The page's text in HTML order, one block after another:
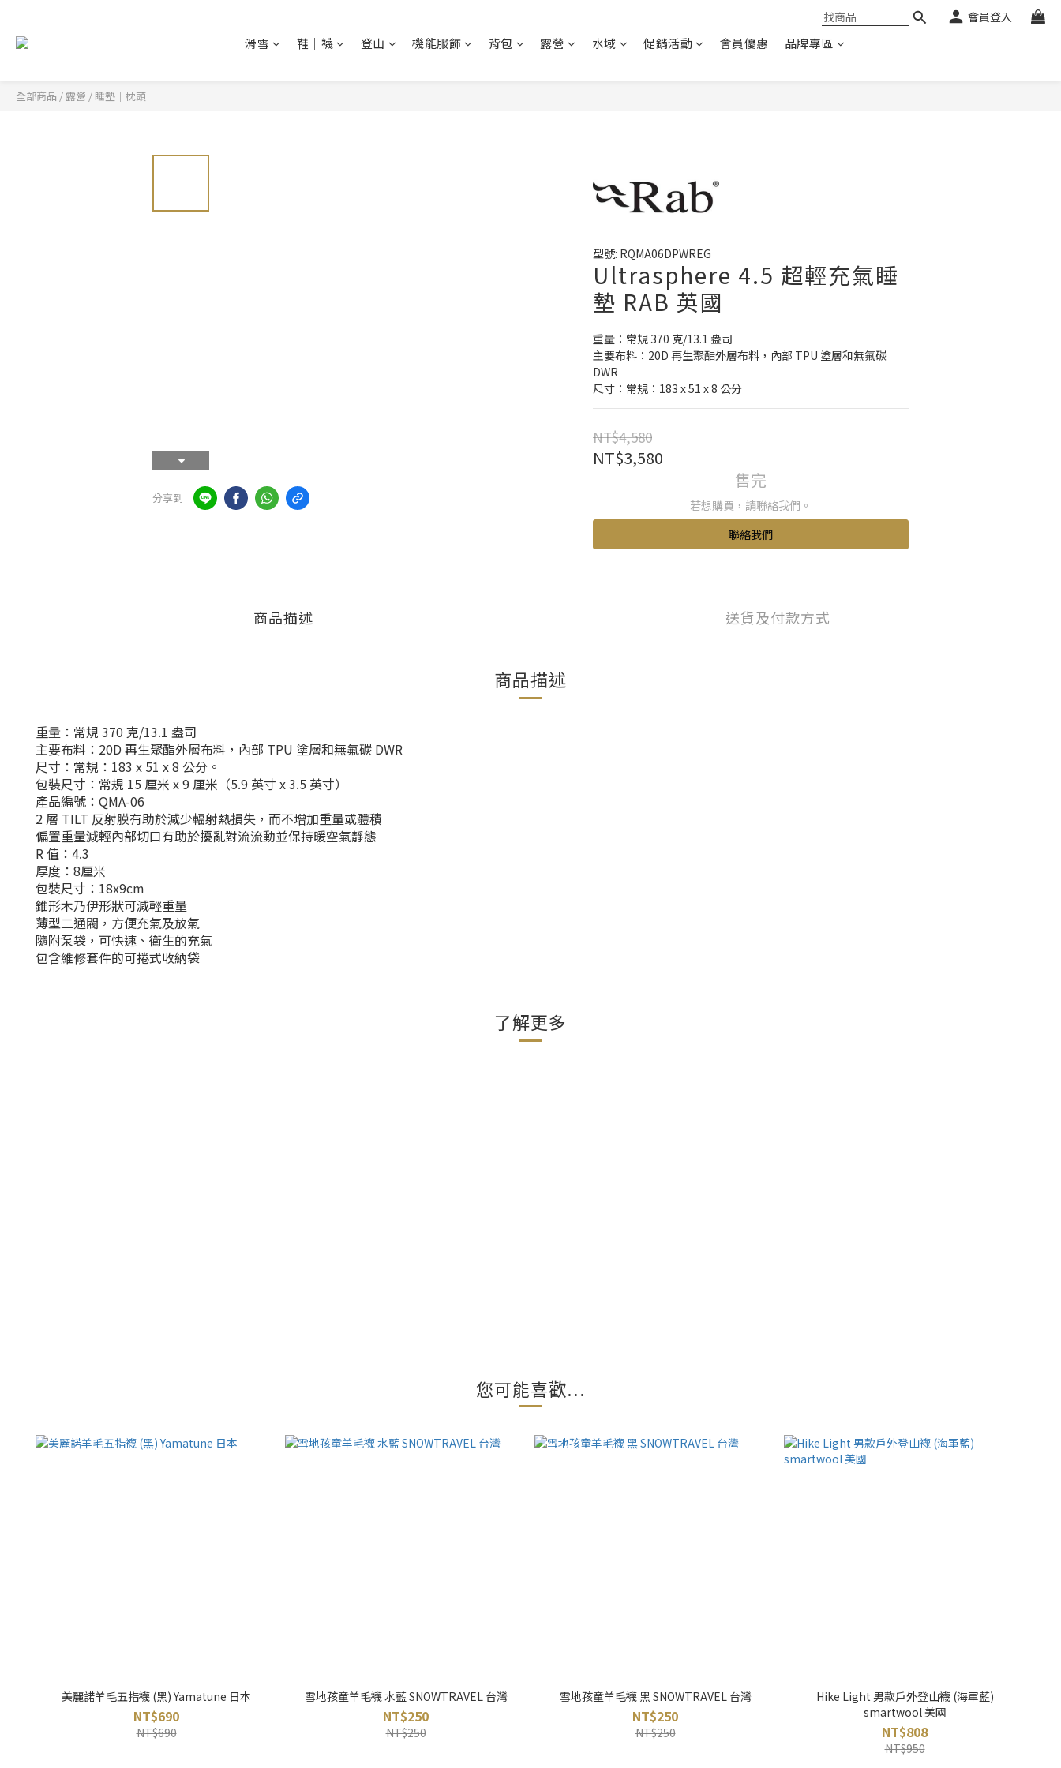
會員登入
滑雪 鞋│襪 登山 機能服飾 背包 露營 水域 促銷活動 會員優惠 品牌專區
全部商品 / 露營 / 睡墊│枕頭
分享到
型號: RQMA06DPWREG
Ultrasphere 4.5 超輕充氣睡
墊 RAB 英國
重量：常規 370 克/13.1 盎司
主要布料：20D 再生聚酯外層布料，內部 TPU 塗層和無氟碳
DWR
尺寸：常規：183 x 51 x 8 公分
NT$4,580
NT$3,580
售完
若想購買，請聯絡我們。
聯絡我們
商品描述 送貨及付款方式
商品描述
重量：常規 370 克/13.1 盎司
主要布料：20D 再生聚酯外層布料，內部 TPU 塗層和無氟碳 DWR
尺寸：常規：183 x 51 x 8 公分。
包裝尺寸：常規 15 厘米 x 9 厘米（5.9 英寸 x 3.5 英寸）
產品編號：QMA-06
2 層 TILT 反射膜有助於減少輻射熱損失，而不增加重量或體積
偏置重量減輕內部切口有助於擾亂對流流動並保持暖空氣靜態
R 值：4.3
厚度：8厘米
包裝尺寸：18x9cm
錐形木乃伊形狀可減輕重量
薄型二通閥，方便充氣及放氣
隨附泵袋，可快速、衛生的充氣
包含維修套件的可捲式收納袋
了解更多
您可能喜歡...
美麗諾羊毛五指襪 (黑) Yamatune 日本
NT$690
NT$690
雪地孩童羊毛襪 水藍 SNOWTRAVEL 台灣
NT$250
NT$250
雪地孩童羊毛襪 黑 SNOWTRAVEL 台灣
NT$250
NT$250
Hike Light 男款戶外登山襪 (海軍藍)
smartwool 美國
NT$808
NT$950